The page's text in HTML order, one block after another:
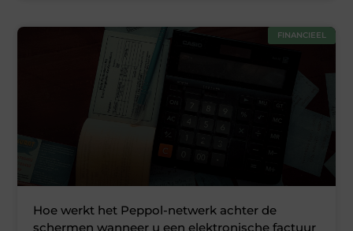
FINANCIEEL
Hoe werkt het Peppol-netwerk achter de
schermen wanneer u een elektronische factuur